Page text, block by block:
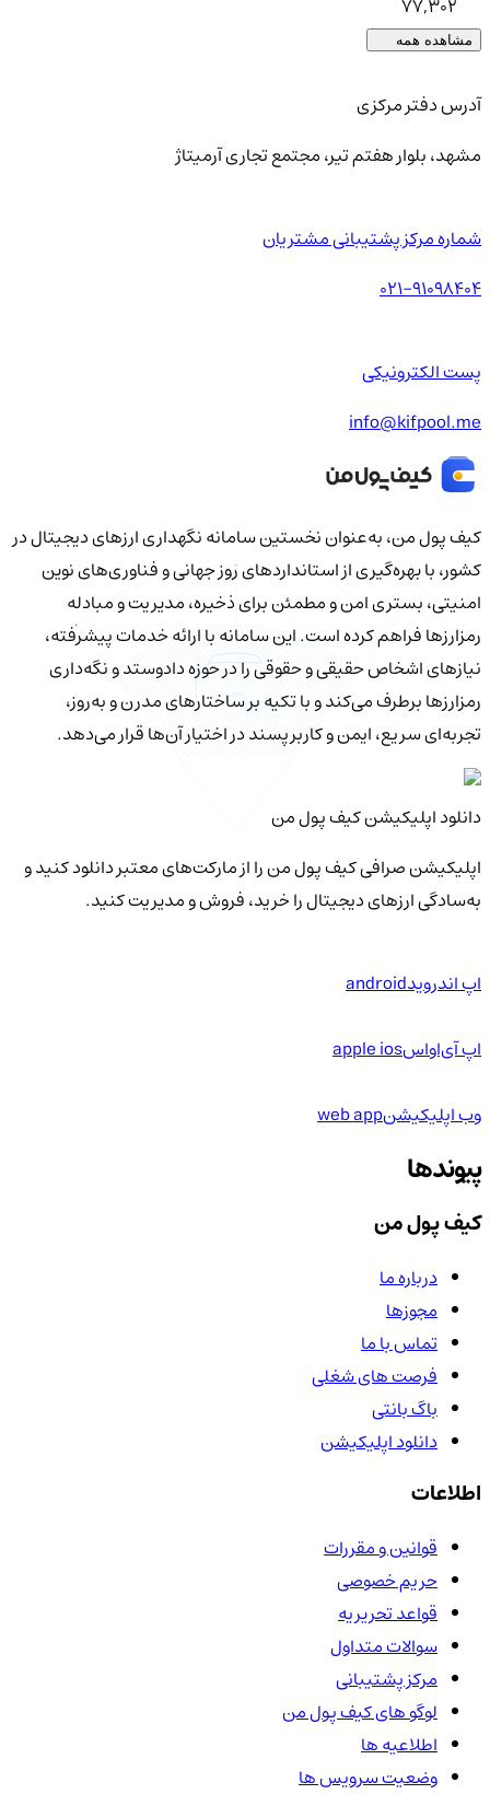
77,302
مشاهده همه
آدرس دفتر مرکزی
مشهد، بلوار هفتم تیر، مجتمع تجاری آرمیتاژ
شماره مرکز پشتیبانی مشتریان
021-91098404
پست الکترونیکی
info@kifpool.me
کیف‌ پول من، به‌عنوان نخستین سامانه نگهداری ارزهای دیجیتال در
کشور، با بهره‌گیری از استانداردهای روز جهانی و فناوری‌های نوین
امنیتی، بستری امن و مطمئن برای ذخیره، مدیریت و مبادله
رمزارزها فراهم کرده است. این سامانه با ارائه خدمات پیشرفته،
نیازهای اشخاص حقیقی و حقوقی را در حوزه دادوستد و نگه‌داری
رمزارزها برطرف می‌کند و با تکیه بر ساختارهای مدرن و به‌روز،
تجربه‌ای سریع، ایمن و کاربرپسند در اختیار آن‌ها قرار می‌دهد.
دانلود اپلیکیشن کیف‌ پول من
اپلیکیشن صرافی کیف پول من را از مارکت‌های معتبر دانلود کنید و
به‌سادگی ارزهای دیجیتال را خرید، فروش و مدیریت کنید.
اپ اندرویدandroid
اپ آی‌او‌اسapple ios
وب اپلیکیشنweb app
پیوندها
کیف پول من
درباره ما
مجوزها
تماس با ما
فرصت های شغلی
باگ بانتی
دانلود اپلیکیشن
اطلاعات
قوانین و مقررات
حریم خصوصی
قواعد تحریریه
سوالات متداول
مرکز پشتیبانی
لوگو های کیف پول من
اطلاعیه ها
وضعیت سرویس ها